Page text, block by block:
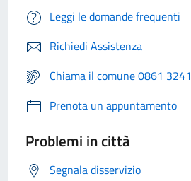
Leggi le domande frequenti
Richiedi Assistenza
Chiama il comune 0861 3241
Prenota un appuntamento
Problemi in città
Segnala disservizio